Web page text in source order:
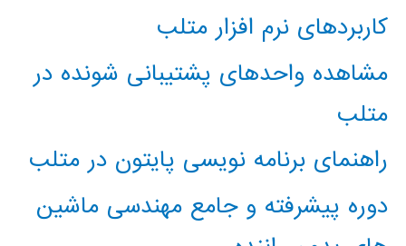
کاربردهای نرم افزار متلب
مشاهده واحدهای پشتیبانی شونده در
متلب
راهنمای برنامه نویسی پایتون در متلب
دوره پیشرفته و جامع مهندسی ماشین